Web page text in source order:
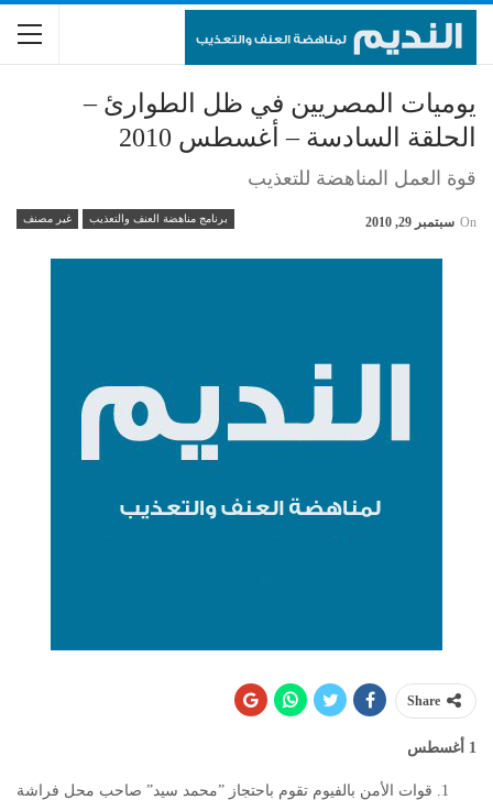
يوميات المصريين في ظل الطوارئ –
الحلقة السادسة – أغسطس 2010
قوة العمل المناهضة للتعذيب
برنامج مناهضة العنف والتعذيب غير مصنف On سبتمبر 29, 2010
Share
1 أغسطس
قوات الأمن بالفيوم تقوم باحتجاز ”محمد سيد” صاحب محل فراشة